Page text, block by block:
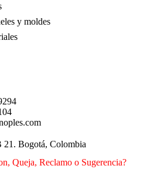
y moldes
21. Bogotá, Colombia
Queja, Reclamo o Sugerencia?